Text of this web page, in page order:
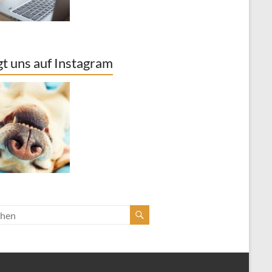
uns auf Instagram